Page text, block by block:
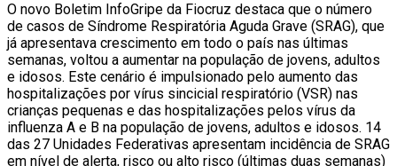
O novo Boletim InfoGripe da Fiocruz destaca que o número
de casos de Síndrome Respiratória Aguda Grave (SRAG), que
já apresentava crescimento em todo o país nas últimas
semanas, voltou a aumentar na população de jovens, adultos
e idosos. Este cenário é impulsionado pelo aumento das
hospitalizações por vírus sincicial respiratório (VSR) nas
crianças pequenas e das hospitalizações pelos vírus da
influenza A e B na população de jovens, adultos e idosos. 14
das 27 Unidades Federativas apresentam incidência de SRAG
em nível de alerta, risco ou alto risco (últimas duas semanas)